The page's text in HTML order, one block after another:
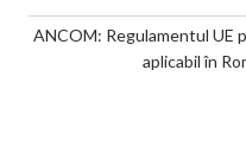
ANCOM: Regulamentul UE
aplicabil în